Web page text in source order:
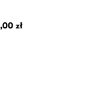
zł